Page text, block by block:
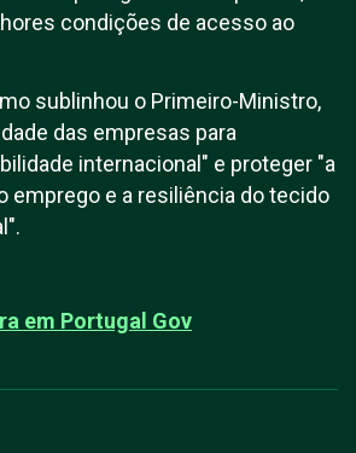
condições de acesso ao
sublinhou o Primeiro-Ministro,
das empresas para
internacional" e proteger "a
emprego e a resiliência do tecido
em Portugal Gov